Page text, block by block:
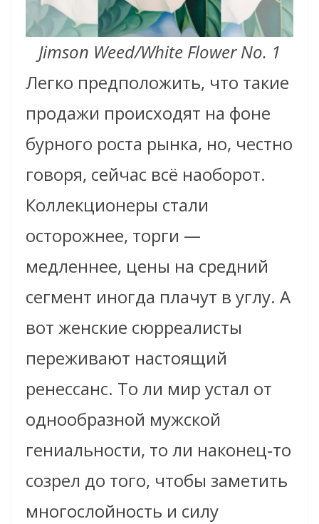
Jimson Weed/White Flower No. 1
Легко предположить, что такие
продажи происходят на фоне
бурного роста рынка, но, честно
говоря, сейчас всё наоборот.
Коллекционеры стали
осторожнее, торги —
медленнее, цены на средний
сегмент иногда плачут в углу. А
вот женские сюрреалисты
переживают настоящий
ренессанс. То ли мир устал от
однообразной мужской
гениальности, то ли наконец‑то
созрел до того, чтобы заметить
многослойность и силу